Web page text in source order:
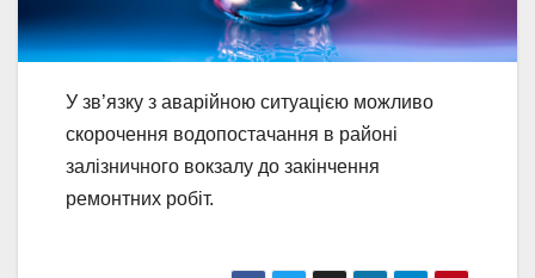
У зв’язку з аварійною ситуацією можливо
скорочення водопостачання в районі
залізничного вокзалу до закінчення
ремонтних робіт.